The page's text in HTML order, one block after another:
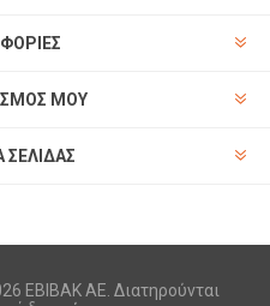
ΜΟΥ
ΣΕΛΊΔΑΣ
ΕΒΙΒΑΚ ΑΕ. Διατηρούνται